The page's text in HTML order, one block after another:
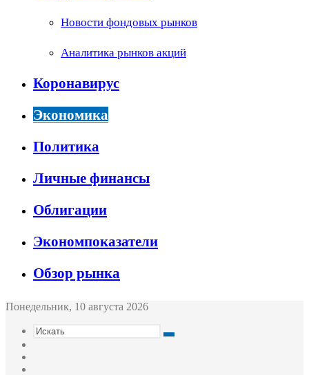
Новости фондовых рынков
Аналитика рынков акций
Коронавирус
Экономика
Политика
Личные финансы
Облигации
Экономпоказатели
Обзор рынка
Понедельник, 10 августа 2026
Искать